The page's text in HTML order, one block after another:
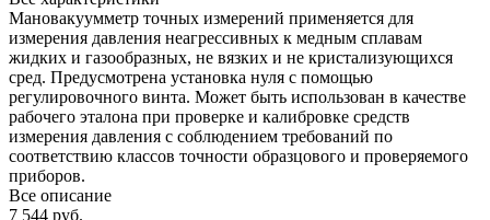
Мановакуумметр точных измерений применяется для
измерения давления неагрессивных к медным сплавам
жидких и газообразных, не вязких и не кристализующихся
сред. Предусмотрена установка нуля с помощью
регулировочного винта. Может быть использован в качестве
рабочего эталона при проверке и калибровке средств
измерения давления с соблюдением требований по
соответствию классов точности образцового и проверяемого
приборов.
Все описание
7 544 руб.